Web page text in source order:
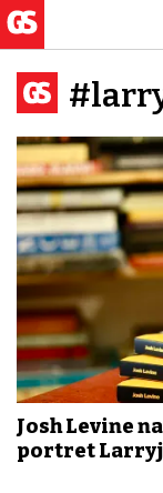
Josh Levine
portret